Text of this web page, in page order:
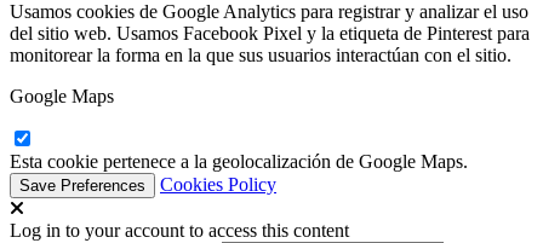
Usamos cookies de Google Analytics para registrar y analizar el uso
del sitio web. Usamos Facebook Pixel y la etiqueta de Pinterest para
monitorear la forma en la que sus usuarios interactúan con el sitio.
Google Maps
Esta cookie pertenece a la geolocalización de Google Maps.
Cookies Policy
Log in to your account to access this content